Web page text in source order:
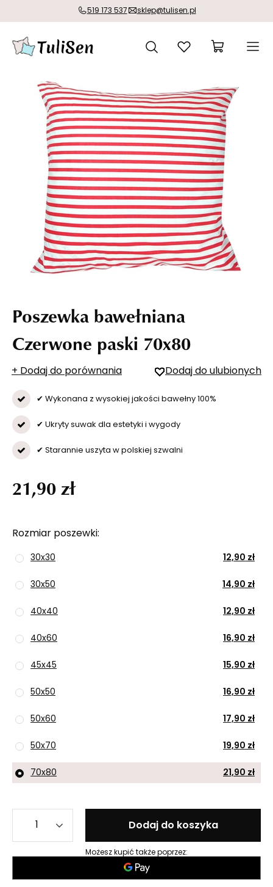
519 173 537 sklep@tulisen.pl
Poszewka bawełniana
Czerwone paski 70x80
+ Dodaj do porównania Dodaj do ulubionych
✔ Wykonana z wysokiej jakości bawełny 100%
✔ Ukryty suwak dla estetyki i wygody
✔ Starannie uszyta w polskiej szwalni
Rozmiar poszewki
30x30 12,90 zł
30x50 14,90 zł
40x40 12,90 zł
40x60 16,90 zł
45x45 15,90 zł
50x50 16,90 zł
50x60 17,90 zł
50x70 19,90 zł
70x80 21,90 zł
21,90 zł
Dodaj do koszyka
Możesz kupić także poprzez: